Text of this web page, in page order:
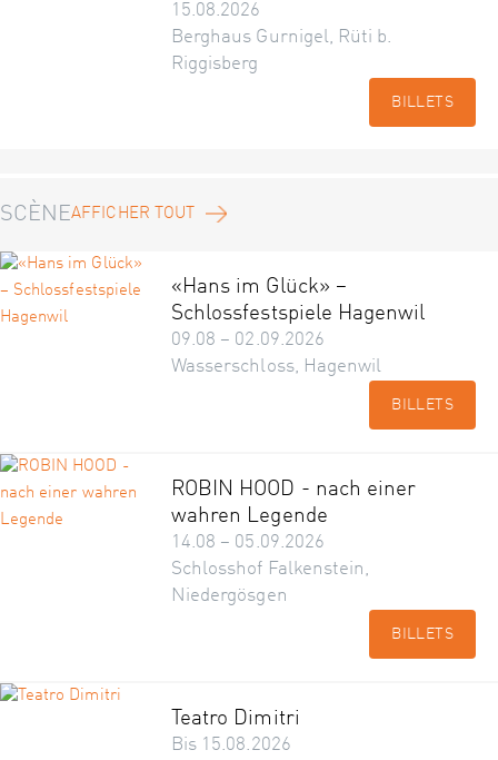
15.08.2026
Berghaus Gurnigel, Rüti b.
Riggisberg
BILLETS
SCÈNEAFFICHER TOUT
«Hans im Glück» –
Schlossfestspiele Hagenwil
09.08 – 02.09.2026
Wasserschloss, Hagenwil
BILLETS
ROBIN HOOD - nach einer
wahren Legende
14.08 – 05.09.2026
Schlosshof Falkenstein,
Niedergösgen
BILLETS
Teatro Dimitri
Bis 15.08.2026